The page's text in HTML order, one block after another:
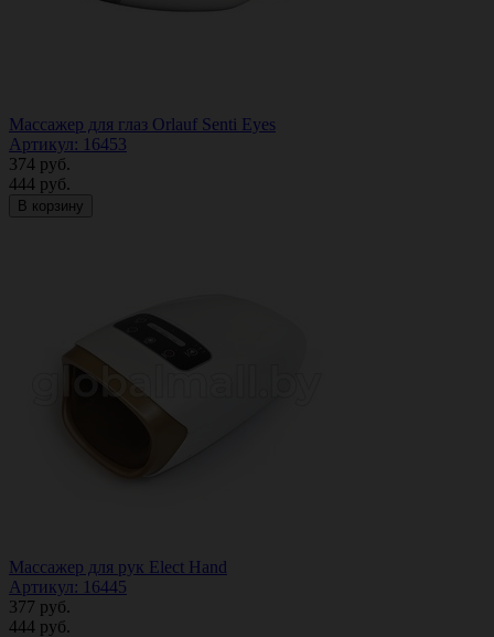
Массажер для глаз Orlauf Senti Eyes
Артикул: 16453
374 руб.
444 руб.
В корзину
Массажер для рук Elect Hand
Артикул: 16445
377 руб.
444 руб.